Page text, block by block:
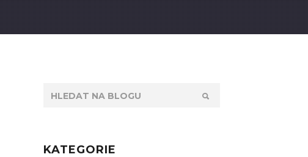
KATEGORIE